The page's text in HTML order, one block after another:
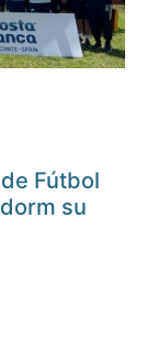
Fútbol
su